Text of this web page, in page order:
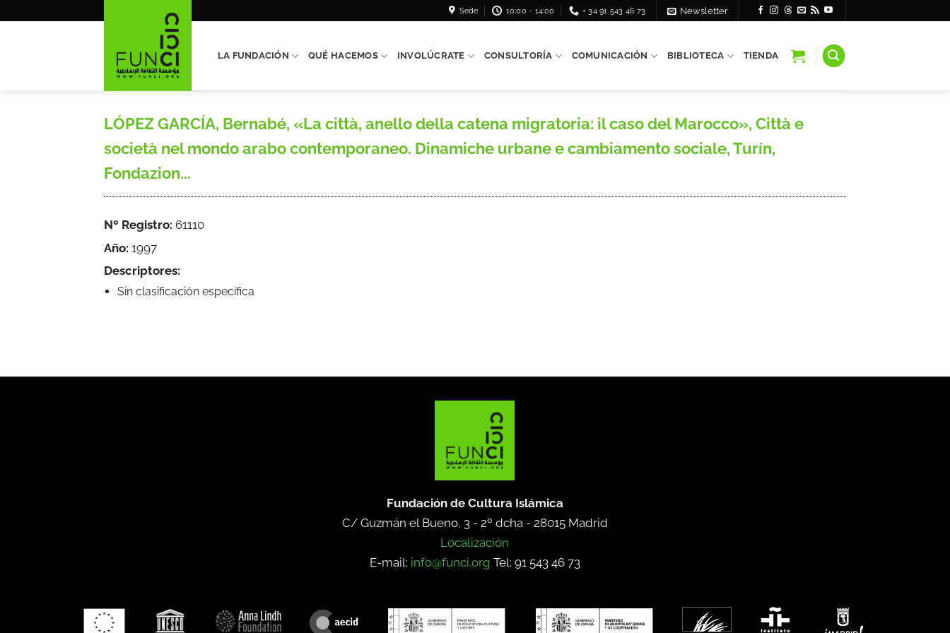
Sede 10:00 - 14:00 + 34 91 543 46 73 Newsletter
LA FUNDACIÓN QUÉ HACEMOS INVOLÚCRATE CONSULTORÍA COMUNICACIÓN BIBLIOTECA TIENDA
LÓPEZ GARCÍA, Bernabé, «La città, anello della catena migratoria: il caso del Marocco», Città e
società nel mondo arabo contemporaneo. Dinamiche urbane e cambiamento sociale, Turín,
Fondazion...
Nº Registro: 61110
Año: 1997
Descriptores:
Sin clasificación específica
Fundación de Cultura Islámica
C/ Guzmán el Bueno, 3 - 2º dcha - 28015 Madrid
Localización
E-mail: info@funci.org Tel: 91 543 46 73